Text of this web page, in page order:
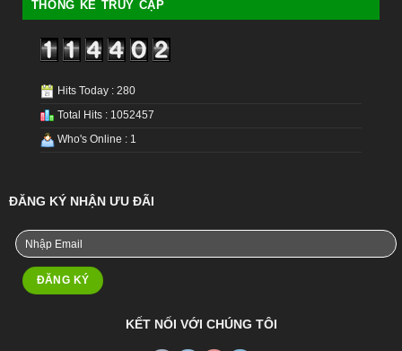
THỐNG KÊ TRUY CẬP
Hits Today : 280
Total Hits : 1052457
Who's Online : 1
ĐĂNG KÝ NHẬN ƯU ĐÃI
KẾT NỐI VỚI CHÚNG TÔI